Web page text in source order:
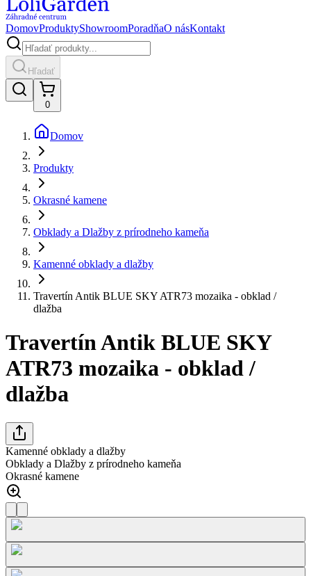
DomovProduktyShowroomPoradňaO násKontakt
Hľadať
0
Domov
Produkty
Okrasné kamene
Obklady a Dlažby z prírodneho kameňa
Kamenné obklady a dlažby
Travertín Antik BLUE SKY ATR73 mozaika - obklad /
dlažba
Travertín Antik BLUE SKY
ATR73 mozaika - obklad /
dlažba
Kamenné obklady a dlažby
Obklady a Dlažby z prírodneho kameňa
Okrasné kamene